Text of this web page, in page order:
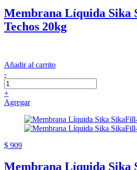
Membrana Líquida Sika
Techos 20kg
Añadir al carrito
-
+
Agregar
$ 909
Membrana Líquida Sika